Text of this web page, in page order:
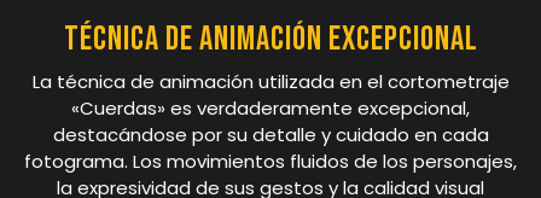
Técnica de animación excepcional
La técnica de animación utilizada en el cortometraje
«Cuerdas» es verdaderamente excepcional,
destacándose por su detalle y cuidado en cada
fotograma. Los movimientos fluidos de los personajes,
la expresividad de sus gestos y la calidad visual